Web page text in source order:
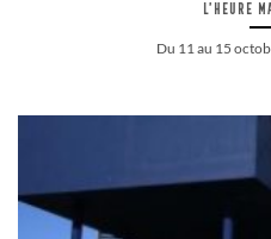
L’Heure
Du 11 au 15